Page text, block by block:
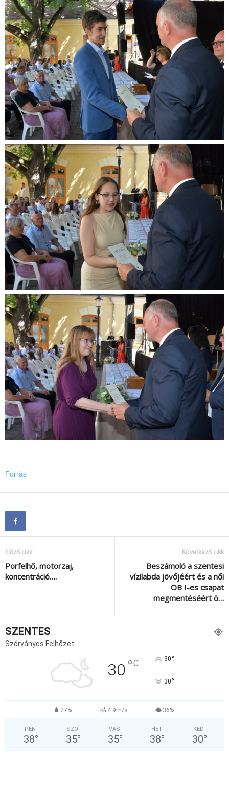
Forrás
Előző cikk
Porfelhő, motorzaj,
koncentráció….
Következő cikk
Beszámoló a szentesi
vízilabda jövőjéért és a női
OB I-es csapat
megmentéséért ö…
SZENTES
Szórványos Felhőzet
30 °C 30°
30°
27% 4.9m/s 36%
PÉN
38°
SZO
35°
VAS
35°
HÉT
38°
KED
30°